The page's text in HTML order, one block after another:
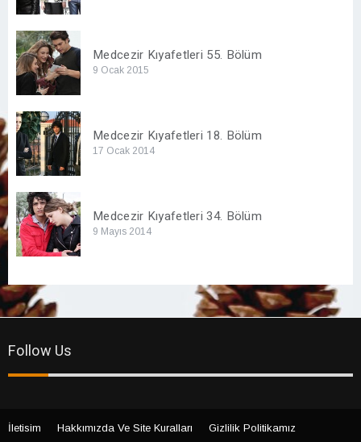
Medcezir Kıyafetleri 55. Bölüm
9 Ocak 2015
Medcezir Kıyafetleri 18. Bölüm
17 Ocak 2014
Medcezir Kıyafetleri 34. Bölüm
9 Mayıs 2014
Follow Us
İletisim Hakkımızda Ve Site Kuralları
Gizlilik Politikamız